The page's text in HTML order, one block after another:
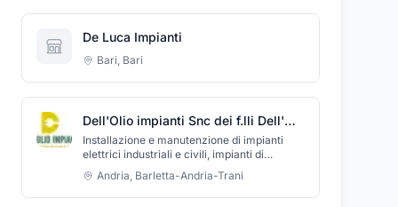
De Luca Impianti
Bari, Bari
Dell'Olio impianti Snc dei f.lli Dell'Olio Riccardo e Graziano
Installazione e manutenzione di impianti
elettrici industriali e civili, impianti di
antifurto e videosorveglianza, impianti
domotici.
Andria, Barletta-Andria-Trani